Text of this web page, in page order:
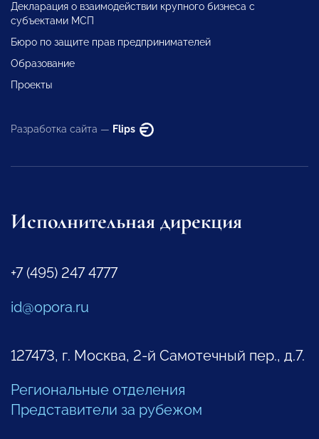
Декларация о взаимодействии крупного бизнеса с
субъектами МСП
Бюро по защите прав предпринимателей
Образование
Проекты
Разработка сайта — Flips
Исполнительная дирекция
+7 (495) 247 4777
id@opora.ru
127473, г. Москва, 2-й Самотечный пер., д.7.
Региональные отделения
Представители за рубежом